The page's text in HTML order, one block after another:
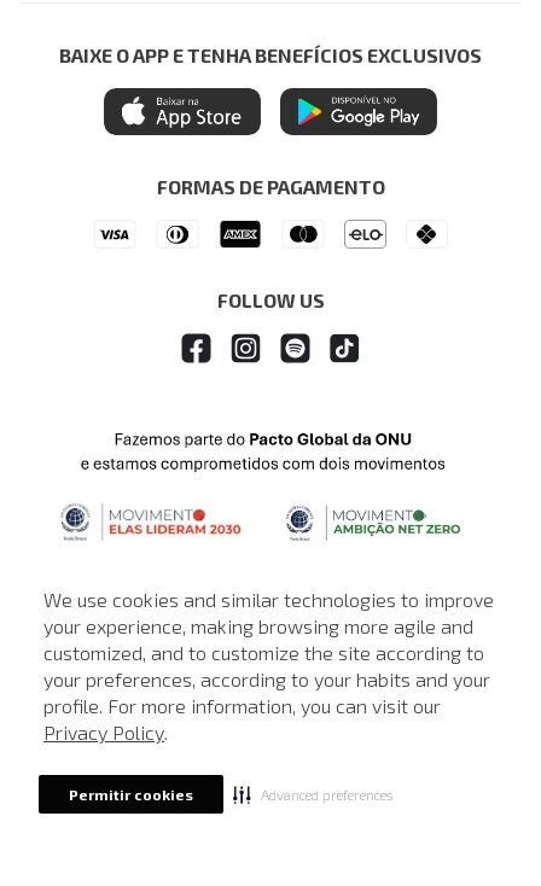
We use cookies and similar technologies to improve
your experience, making browsing more agile and
customized, and to customize the site according to
your preferences, according to your habits and your
profile. For more information, you can visit our
Privacy Policy.
Permitir cookies Advanced preferences
Painel de Privacidade
Central de Preferências
Ética e Sustentabilidade
Regulamentos
Seja um Revendedor
Azul Fidelidade
Mastercard
Itau Personnalite
BAIXE O APP E TENHA BENEFÍCIOS EXCLUSIVOS
FORMAS DE PAGAMENTO
FOLLOW US
© © Copyright 2000-2026 - Todos os direitos reservados. A Loja de
John John reserva-se no direito de corrigir ou alterar informações
Em caso de dúvidas:0800 990 5500.
Horário de Atendimentodas 8h às 20h de segunda a sábado, exceto